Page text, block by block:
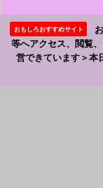
おもしろおすすめサイト
等へアクセス、閲覧
営できています＞本